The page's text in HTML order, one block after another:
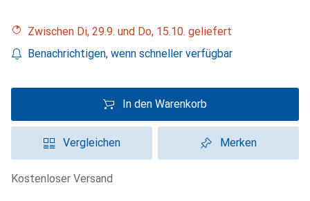
Zwischen Di, 29.9. und Do, 15.10. geliefert
Benachrichtigen, wenn schneller verfügbar
In den Warenkorb
Vergleichen Merken
kostenloser Versand